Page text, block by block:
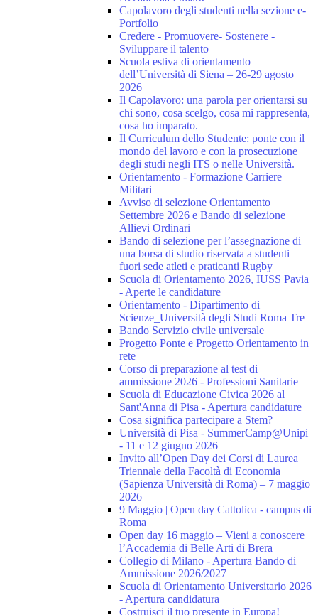
Capolavoro degli studenti nella sezione e-
Portfolio
Credere - Promuovere- Sostenere -
Sviluppare il talento
Scuola estiva di orientamento
dell’Università di Siena – 26-29 agosto
2026
Il Capolavoro: una parola per orientarsi su
chi sono, cosa scelgo, cosa mi rappresenta,
cosa ho imparato.
Il Curriculum dello Studente: ponte con il
mondo del lavoro e con la prosecuzione
degli studi negli ITS o nelle Università.
Orientamento - Formazione Carriere
Militari
Avviso di selezione Orientamento
Settembre 2026 e Bando di selezione
Allievi Ordinari
Bando di selezione per l’assegnazione di
una borsa di studio riservata a studenti
fuori sede atleti e praticanti Rugby
Scuola di Orientamento 2026, IUSS Pavia
- Aperte le candidature
Orientamento - Dipartimento di
Scienze_Università degli Studi Roma Tre
Bando Servizio civile universale
Progetto Ponte e Progetto Orientamento in
rete
Corso di preparazione al test di
ammissione 2026 - Professioni Sanitarie
Scuola di Educazione Civica 2026 al
Sant'Anna di Pisa - Apertura candidature
Cosa significa partecipare a Stem?
Università di Pisa - SummerCamp@Unipi
- 11 e 12 giugno 2026
Invito all’Open Day dei Corsi di Laurea
Triennale della Facoltà di Economia
(Sapienza Università di Roma) – 7 maggio
2026
9 Maggio | Open day Cattolica - campus di
Roma
Open day 16 maggio – Vieni a conoscere
l’Accademia di Belle Arti di Brera
Collegio di Milano - Apertura Bando di
Ammissione 2026/2027
Scuola di Orientamento Universitario 2026
- Apertura candidatura
Costruisci il tuo presente in Europa!